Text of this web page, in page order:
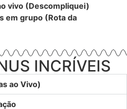
vivo (Descompliquei)
em grupo (Rota da
INCRÍVEIS
ao Vivo)